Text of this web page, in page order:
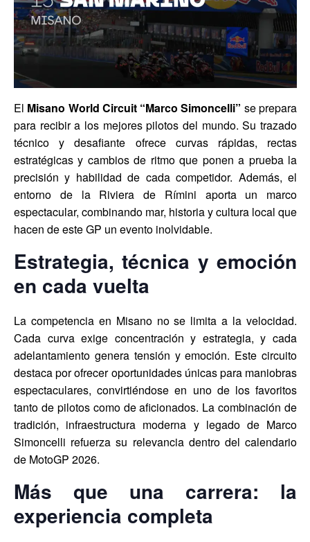
El Misano World Circuit “Marco Simoncelli” se prepara
para recibir a los mejores pilotos del mundo. Su trazado
técnico y desafiante ofrece curvas rápidas, rectas
estratégicas y cambios de ritmo que ponen a prueba la
precisión y habilidad de cada competidor. Además, el
entorno de la Riviera de Rímini aporta un marco
espectacular, combinando mar, historia y cultura local que
hacen de este GP un evento inolvidable.
Estrategia, técnica y emoción
en cada vuelta
La competencia en Misano no se limita a la velocidad.
Cada curva exige concentración y estrategia, y cada
adelantamiento genera tensión y emoción. Este circuito
destaca por ofrecer oportunidades únicas para maniobras
espectaculares, convirtiéndose en uno de los favoritos
tanto de pilotos como de aficionados. La combinación de
tradición, infraestructura moderna y legado de Marco
Simoncelli refuerza su relevancia dentro del calendario
de MotoGP 2026.
Más que una carrera: la
experiencia completa